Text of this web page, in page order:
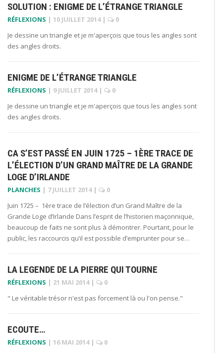
SOLUTION : ENIGME DE L’ÉTRANGE TRIANGLE
RÉFLEXIONS | 10 JUILLET 2014 |
0
Je dessine un triangle et je m'aperçois que tous les angles sont
des angles droits.
ENIGME DE L’ÉTRANGE TRIANGLE
RÉFLEXIONS | 9 JUILLET 2014 |
0
Je dessine un triangle et je m'aperçois que tous les angles sont
des angles droits.
CA S’EST PASSÉ EN JUIN 1725 – 1ÈRE TRACE DE
L’ÉLECTION D’UN GRAND MAÎTRE DE LA GRANDE
LOGE D’IRLANDE
PLANCHES | 7 JUILLET 2014 |
0
Juin 1725 – 1ère trace de l’élection d’un Grand Maître de la
Grande Loge d’Irlande Dans l’esprit de l’historien maçonnique,
beaucoup de faits ne sont plus à démontrer. Pourtant, pour le
public, les raccourcis qu’il est possible d’emprunter pour se…
LA LEGENDE DE LA PIERRE QUI TOURNE
RÉFLEXIONS | 21 MAI 2014 |
0
" Le véritable trésor n'est pas forcement là ou l'on pense."
ECOUTE…
RÉFLEXIONS | 16 MAI 2014 | 0